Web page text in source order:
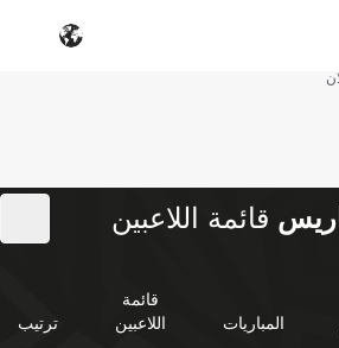
قائمة اللاعبين
المباريات
قائمة
اللاعبين
ترتيب